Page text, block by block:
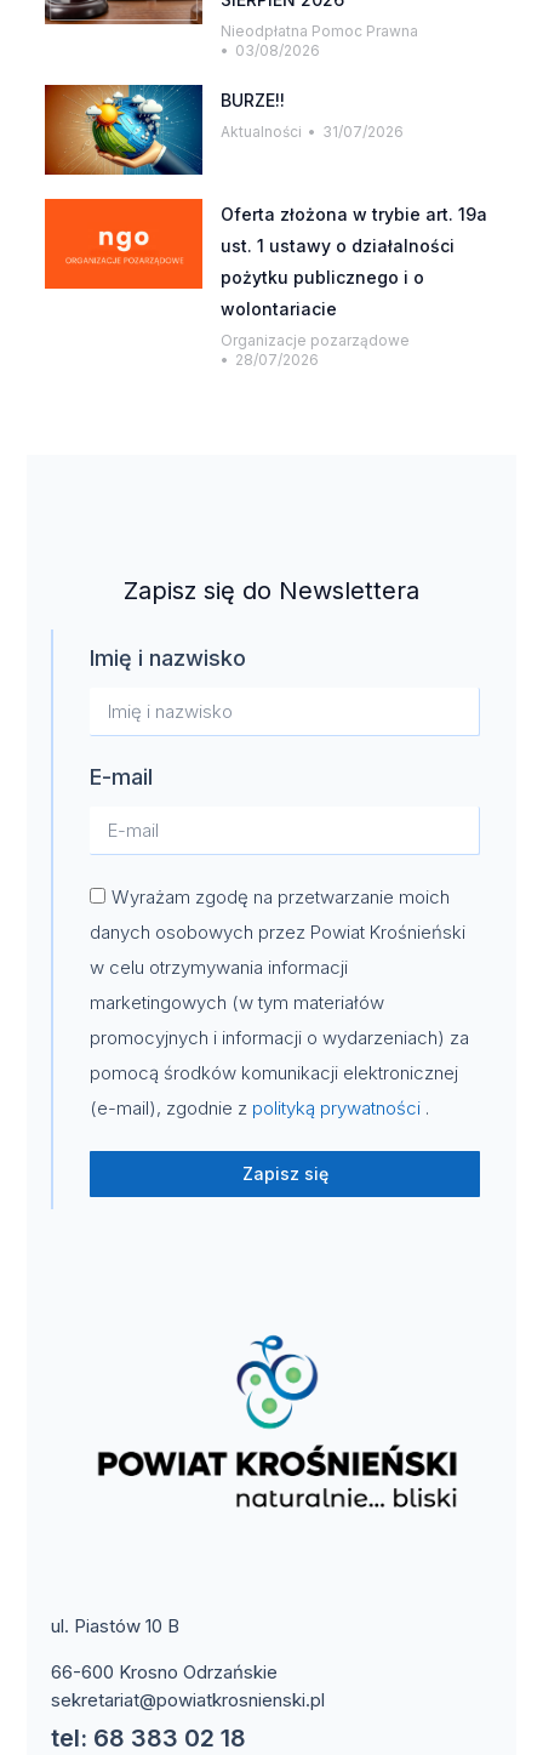
Nieodpłatna Pomoc Prawna
03/08/2026
BURZE!!
Aktualności 31/07/2026
Oferta złożona w trybie art. 19a
ust. 1 ustawy o działalności
pożytku publicznego i o
wolontariacie
Organizacje pozarządowe
28/07/2026
Zapisz się do Newslettera
Imię i nazwisko
E-mail
Wyrażam zgodę na przetwarzanie moich
danych osobowych przez Powiat Krośnieński
w celu otrzymywania informacji
marketingowych (w tym materiałów
promocyjnych i informacji o wydarzeniach) za
pomocą środków komunikacji elektronicznej
(e-mail), zgodnie z polityką prywatności .
Zapisz się
ul. Piastów 10 B
66-600 Krosno Odrzańskie
sekretariat@powiatkrosnienski.pl
tel: 68 383 02 18